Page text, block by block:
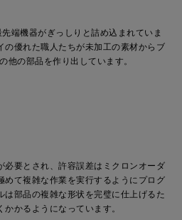
端機器がぎっしりと詰め込まれていま
の優れた職人たちが未加工の素材からブ
他の部品を作り出しています。
必要とされ、許容誤差はミクロンオーダ
めて複雑な作業を実行するようにプログ
は部品の複雑な形状を完璧に仕上げるた
かかるようになっています。